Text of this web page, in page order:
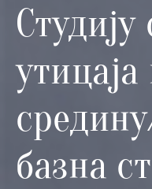
програми
Заштита
природе
Едукација
базна